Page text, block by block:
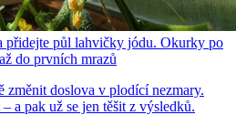
přidejte půl lahvičky jódu. Okurky po
do prvních mrazů
změnit doslova v plodící nezmary.
a pak už se jen těšit z výsledků.